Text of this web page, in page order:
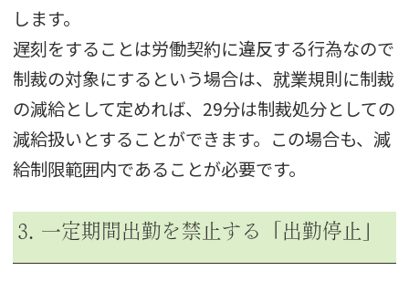
します。
遅刻をすることは労働契約に違反する行為なので
制裁の対象にするという場合は、就業規則に制裁
の減給として定めれば、29分は制裁処分としての
減給扱いとすることができます。この場合も、減
給制限範囲内であることが必要です。
3. 一定期間出勤を禁止する「出勤停止」